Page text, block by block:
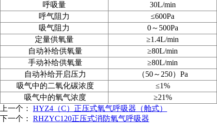
呼吸量
30L/min
呼气阻力
≤600Pa
吸气阻力
0～500Pa
定量供氧量
≥1.4L/min
自动补给供氧量
≥80L/min
手动补给供氧量
≥80L/min
自动补给开启压力
（50～250）Pa
吸气中的二氧化碳浓度
≤1%
吸气中的氧气浓度
≥21%
上一个： HYZ4（C）正压式氧气呼吸器（舱式）
下一个： RHZYC120正压式消防氧气呼吸器